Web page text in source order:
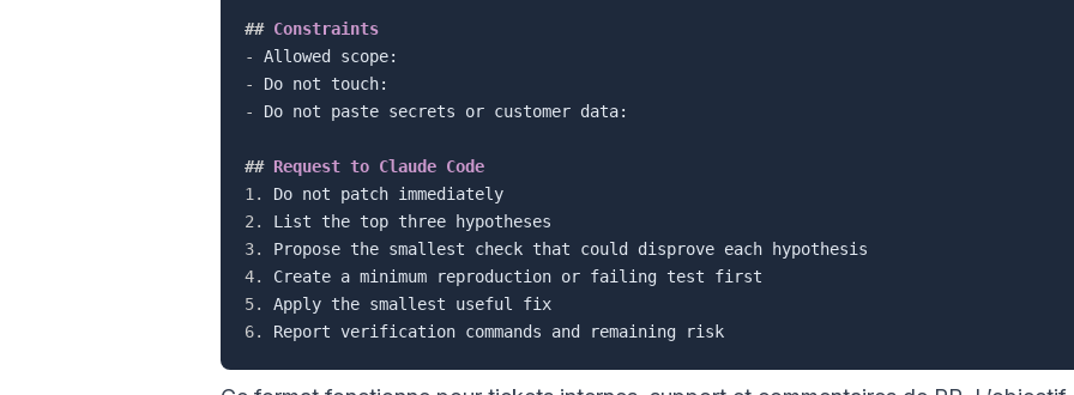
## Constraints
-
-
-
Do not paste secrets or customer data:
## Request to Claude Code
1.
2.
3.
4.
5.
6.